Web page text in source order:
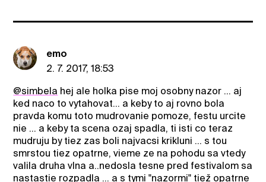
emo
2. 7. 2017, 18:53
@simbela hej ale holka pise moj osobny nazor ... aj
ked naco to vytahovat... a keby to aj rovno bola
pravda komu toto mudrovanie pomoze, festu urcite
nie ... a keby ta scena ozaj spadla, ti isti co teraz
mudruju by tiez zas boli najvacsi krikluni ... s tou
smrstou tiez opatrne, vieme ze na pohodu sa vtedy
valila druha vlna a..nedosla tesne pred festivalom sa
nastastie rozpadla ... a s tymi "nazormi" tiež opatrne